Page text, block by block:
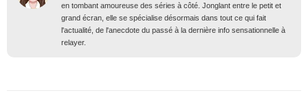
en tombant amoureuse des séries à côté. Jonglant entre le petit et
grand écran, elle se spécialise désormais dans tout ce qui fait
l'actualité, de l'anecdote du passé à la dernière info sensationnelle à
relayer.